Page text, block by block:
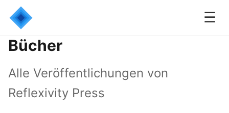
☰
Bücher
Alle Veröffentlichungen von
Reflexivity Press